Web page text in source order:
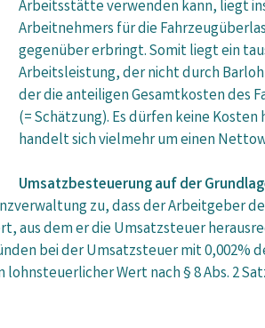
Arbeitsstätte verwenden kann, liegt
Arbeitnehmers für die
gegenüber erbringt. Somit liegt ein
Arbeitsleistung, der nicht durch
der die anteiligen Gesamtkosten des
(= Schätzung). Es dürfen keine
handelt sich vielmehr um einen
Umsatzbesteuerung auf der
zu, dass der Arbeitgeber
aus dem er die Umsatzsteuer
bei der Umsatzsteuer mit
Wert nach § 8 Abs. 2